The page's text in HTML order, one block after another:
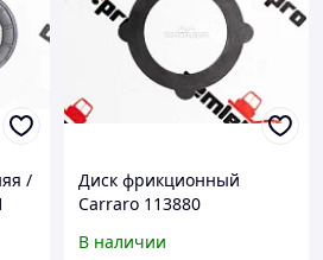
/
Диск фрикционный
Carraro 113880
В наличии